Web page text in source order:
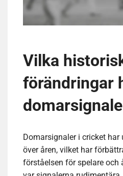
Vilka
förändringar
Domarsignaler i cricket har
över åren, vilket har
förståelsen för spelare och